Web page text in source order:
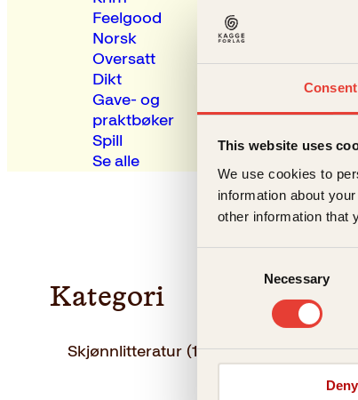
Consent
This website uses
We use cookies to
information about
other information that
Necessary
Deny
Feelgood
Norsk
Oversatt
Dikt
Gave- og
praktbøker
Spill
Se alle
Kategori
Skjønnlitteratur (1)